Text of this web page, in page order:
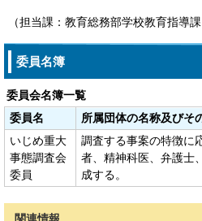
（担当課：教育総務部学校教育指導課
委員名簿
委員会名簿一覧
委員名
所属団体の名称及びそ
いじめ重大
事態調査会
委員
調査する事案の特徴に
者、精神科医、弁護士
成する。